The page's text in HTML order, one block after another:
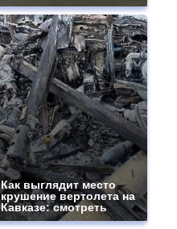
Как выглядит место
крушение вертолета на
Кавказе: смотреть